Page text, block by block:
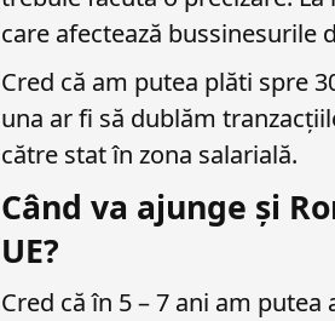
care afectează bussinesurile
Cred că am putea plăti spre
una ar fi să dublăm
către stat în zona salarială.
Când va ajunge și
UE?
Cred că în 5 – 7 ani am